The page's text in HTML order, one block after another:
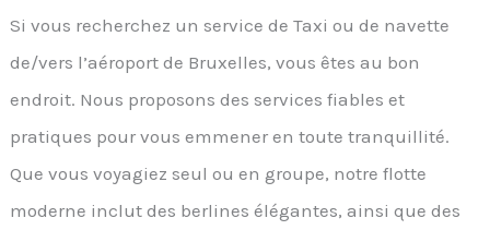
Si vous recherchez un service de Taxi ou de navette
de/vers l’aéroport de Bruxelles, vous êtes au bon
endroit. Nous proposons des services fiables et
pratiques pour vous emmener en toute tranquillité.
Que vous voyagiez seul ou en groupe, notre flotte
moderne inclut des berlines élégantes, ainsi que des